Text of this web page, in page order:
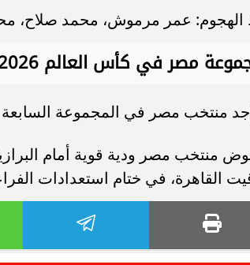
عمر مرموش، محمد صلاح،
مصر في كأس العالم 2026
منتخب مصر في المجموعة السابعة بكأس العالم 2026، إلى جانب
القاهرة، في ختام استعدادات